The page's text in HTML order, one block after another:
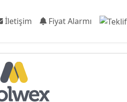
İletişim Fiyat Alarmı